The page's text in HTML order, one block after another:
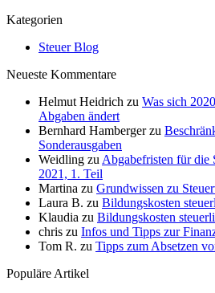
Kategorien
Steuer Blog
Neueste Kommentare
Helmut Heidrich zu Was sich
Abgaben ändert
Bernhard Hambergerzu
Sonderausgaben
Weidling zu Abgabefristen für die
2021, 1. Teil
Martina zu Grundwissen zu
Laura B. zu Bildungskosten
Klaudia zu Bildungskosten
chris zu Infos und Tipps zur
Tom R. zu Tipps zum Absetzen
Populäre Artikel